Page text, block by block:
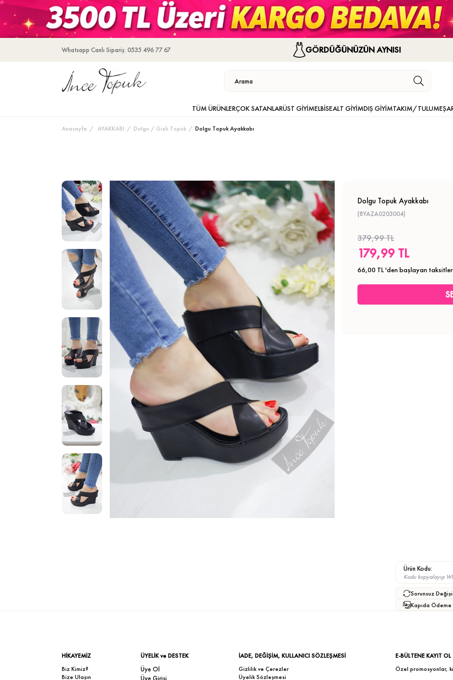
Whatsapp Canlı Sipariş: 0535 496 77 67 GÖRDÜĞÜNÜZÜN AYNISI
TÜM ÜRÜNLERÇOK SATANLARÜST GİYİMELBİSEALT GİYİMDIŞ GİYİMTAKIM/TULUM
Anasayfa AYAKKABI Dolgu / Gizli Topuk Dolgu Topuk Ayakkabı
Dolgu Topuk Ayakkabı
(8YAZA0203004)
379,99 TL
179,99 TL
66,00 TL'den başlayan
Ürün Kodu:
Kodu kopyalayıp
Sorunsuz
Kapıda Ödeme
HİKAYEMİZ
Biz Kimiz?
Bize Ulaşın
ÜYELİK ve DESTEK
Üye Ol
İADE, DEĞİŞİM, KULLANICI SÖZLEŞMESİ
Gizlilik ve Çerezler
Üyelik Sözleşmesi
E-BÜLTENE KAYIT OL
Özel promosyonlar,